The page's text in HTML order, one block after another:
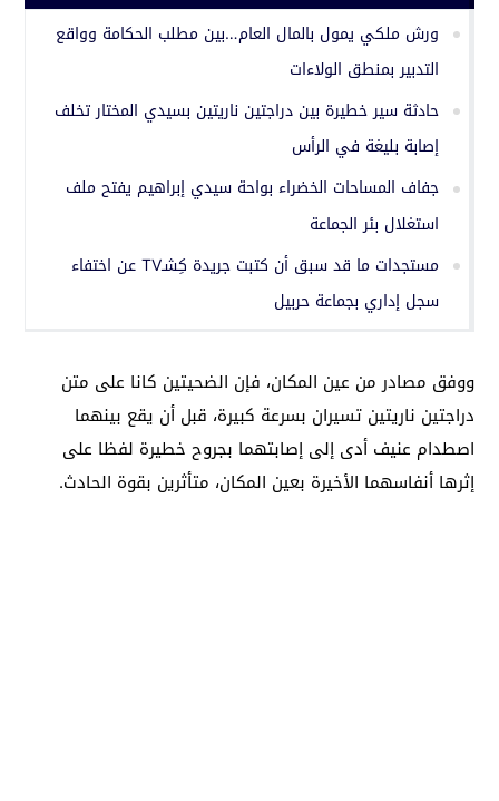
ورش ملكي يمول بالمال العام…بين مطلب الحكامة وواقع
التدبير بمنطق الولاءات
حادثة سير خطيرة بين دراجتين ناريتين بسيدي المختار تخلف
إصابة بليغة في الرأس
جفاف المساحات الخضراء بواحة سيدي إبراهيم يفتح ملف
استغلال بئر الجماعة
مستجدات ما قد سبق أن كتبت جريدة كِشـTV عن اختفاء
سجل إداري بجماعة حربيل
ووفق مصادر من عين المكان، فإن الضحيتين كانا على متن
دراجتين ناريتين تسيران بسرعة كبيرة، قبل أن يقع بينهما
اصطدام عنيف أدى إلى إصابتهما بجروح خطيرة لفظا على
إثرها أنفاسهما الأخيرة بعين المكان، متأثرين بقوة الحادث.